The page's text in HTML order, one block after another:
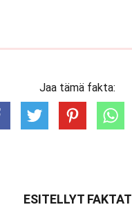
Jaa tämä fakta:
ESITELLYT FAKTAT